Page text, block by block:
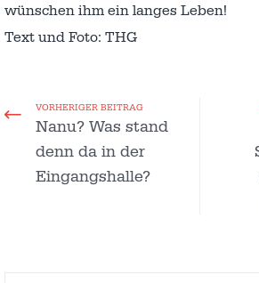
wünschen ihm ein langes Leben!
Text und Foto: THG
VORHERIGER BEITRAG
Nanu? Was stand
denn da in der
Eingangshalle?